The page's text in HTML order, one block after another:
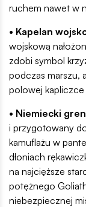
ruchem nawet w
• Kapelan
wojskową
zdobi symbol
podczas marszu,
polowej kapliczce
• Niemiecki
i przygotowany
kamuflażu w
dłoniach
na najcięższe
potężnego
niebezpiecznej